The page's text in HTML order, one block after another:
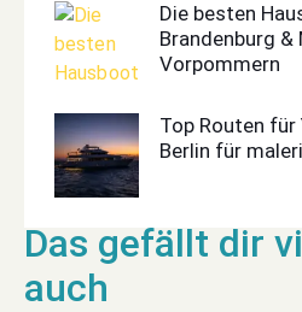
Die besten
Brandenburg &
Vorpommern
Top Routen
Berlin für